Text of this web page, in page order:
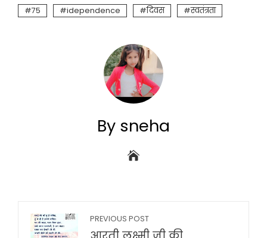
75 idependence दिवस स्वतंत्रता
By sneha
PREVIOUS POST